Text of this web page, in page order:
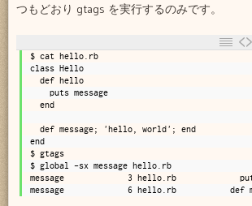
つもどおり gtags を実行するのみです。
$ cat hello.rb
class Hello
def hello
puts message
end
def message; 'hello, world'; end
end
$ gtags
$ global -sx message hello.rb
message             3 hello.rb
message             6 hello.rb